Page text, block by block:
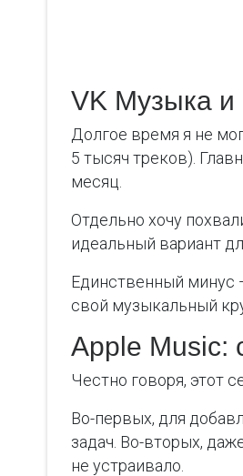
VK Музыка и
Долгое время я не
5 тысяч треков).
месяц.
Отдельно хочу
идеальный вариант
Единственный минус
свой музыкальный
Apple Music:
Честно говоря, этот
Во-первых, для
задач. Во-вторых,
не устраивало.